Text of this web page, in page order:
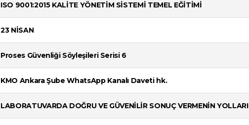
ISO 9001:2015 KALİTE YÖNETİM SİSTEMİ TEMEL EĞİTİMİ
23 NİSAN
Proses Güvenliği Söyleşileri Serisi 6
KMO Ankara Şube WhatsApp Kanalı Daveti hk.
LABORATUVARDA DOĞRU VE GÜVENİLİR SONUÇ VERMENİN YOLLARI